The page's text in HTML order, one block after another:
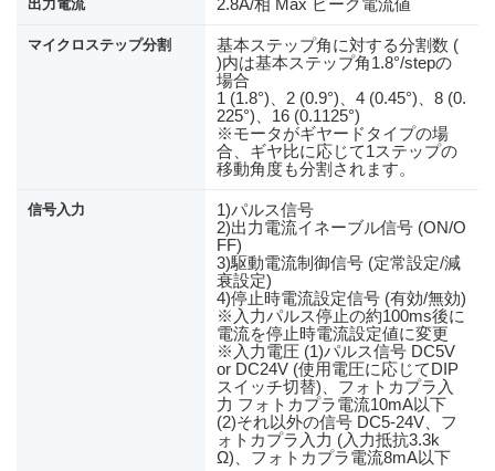
出力電流
マイクロステップ分割
基本ステップ角に対する分割数 (
)内は基本ステップ角1.8°/stepの
場合
1 (1.8°)、2 (0.9°)、4 (0.45°)、8 (0.
225°)、16 (0.1125°)
※モータがギヤードタイプの場
合、ギヤ比に応じて1ステップの
移動角度も分割されます。
信号入力
1)パルス信号
2)出力電流イネーブル信号 (ON/O
FF)
3)駆動電流制御信号 (定常設定/減
衰設定)
4)停止時電流設定信号 (有効/無効)
※入力パルス停止の約100ms後に
電流を停止時電流設定値に変更
※入力電圧 (1)パルス信号 DC5V
or DC24V (使用電圧に応じてDIP
スイッチ切替)、フォトカプラ入
力 フォトカプラ電流10mA以下
(2)それ以外の信号 DC5-24V、フ
ォトカプラ入力 (入力抵抗3.3k
Ω)、フォトカプラ電流8mA以下